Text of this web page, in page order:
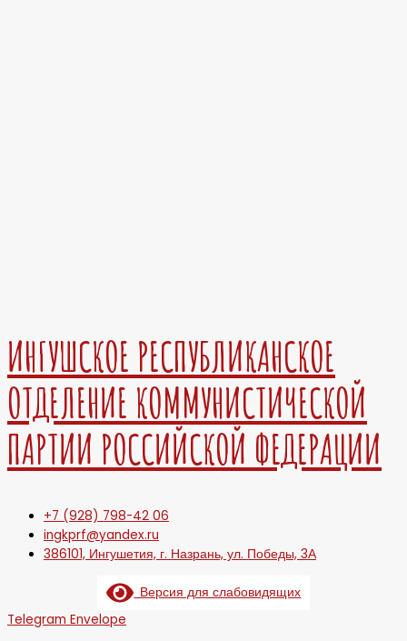
ИНГУШСКОЕ РЕСПУБЛИКАНСКОЕ
ОТДЕЛЕНИЕ КОММУНИСТИЧЕСКОЙ
ПАРТИИ РОССИЙСКОЙ ФЕДЕРАЦИИ
+7 (928) 798-42 06
ingkprf@yandex.ru
386101, Ингушетия, г. Назрань, ул. Победы, 3А
Версия для слабовидящих
Telegram Envelope